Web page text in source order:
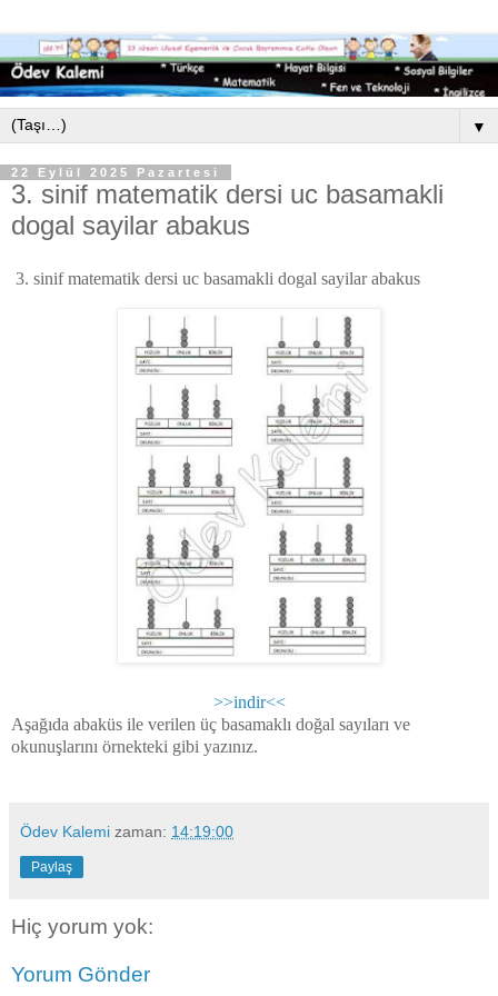
▼
22 Eylül 2025 Pazartesi
3. sinif matematik dersi uc basamakli
dogal sayilar abakus
3. sinif matematik dersi uc basamakli dogal sayilar abakus
>>indir<<
Aşağıda abaküs ile verilen üç basamaklı doğal sayıları ve
okunuşlarını örnekteki gibi yazınız.
Ödev Kalemi zaman: 14:19:00
Paylaş
Hiç yorum yok:
Yorum Gönder